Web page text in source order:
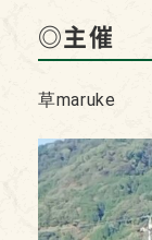
◎主催
草maruke